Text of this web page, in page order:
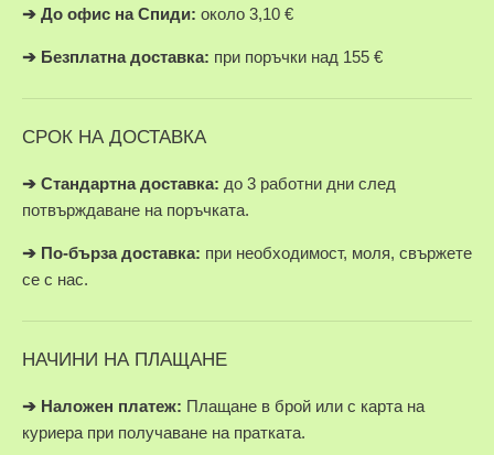
➔ До офис на Спиди: около 3,10 €
➔ Безплатна доставка: при поръчки над 155 €
СРОК НА ДОСТАВКА
➔ Стандартна доставка: до 3 работни дни след
потвърждаване на поръчката.
➔ По-бърза доставка: при необходимост, моля, свържете
се с нас.
НАЧИНИ НА ПЛАЩАНЕ
➔ Наложен платеж: Плащане в брой или с карта на
куриера при получаване на пратката.